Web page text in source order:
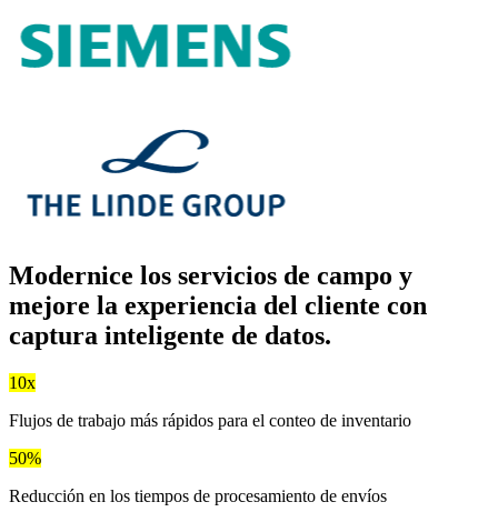
Modernice los servicios de campo y
mejore la experiencia del cliente con
captura inteligente de datos.
10x
Flujos de trabajo más rápidos para el conteo de inventario
50%
Reducción en los tiempos de procesamiento de envíos